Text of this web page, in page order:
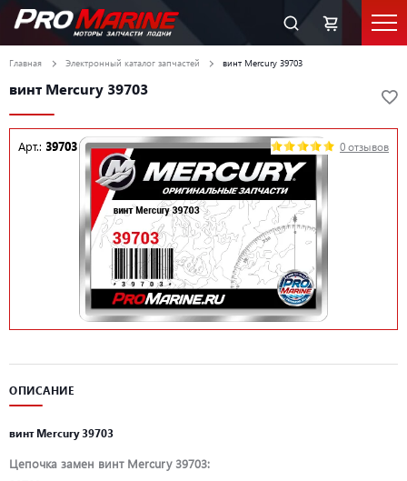
Главная Электронный каталог запчастей винт Mercury 39703
винт Mercury 39703
Арт.: 39703 0 отзывов
ОПИСАНИЕ
винт Mercury 39703
Цепочка замен винт Mercury 39703: